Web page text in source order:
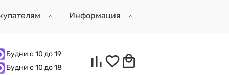
Информация
Будни с 10 до 19
Будни с 10 до 18